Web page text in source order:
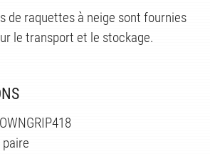
de raquettes à neige sont fournies
le transport et le stockage.
paire